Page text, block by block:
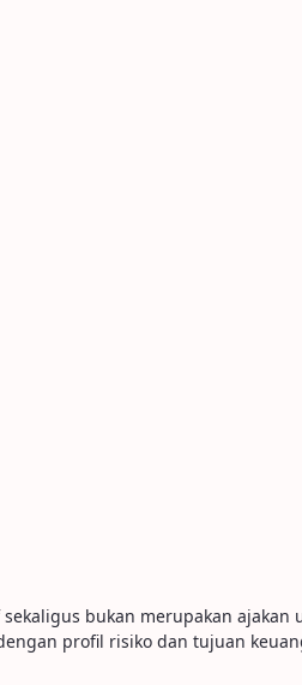
bukan merupakan
profil risiko dan tujuan